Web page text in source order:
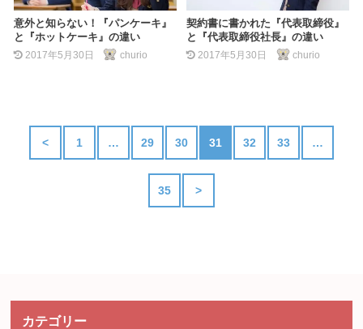
意外と知らない！『パンケーキ』
と『ホットケーキ』の違い
2017年5月30日 churio
契約書に書かれた『代表取締役』
と『代表取締役社長』の違い
2017年5月30日 churio
< 1 … 29 30 31 32 33 …
35 >
カテゴリー